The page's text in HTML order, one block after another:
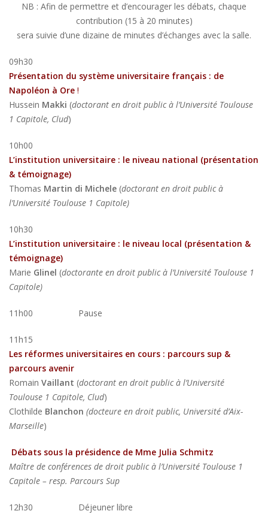
NB : Afin de permettre et d’encourager les débats, chaque
contribution (15 à 20 minutes)
sera suivie d’une dizaine de minutes d’échanges avec la salle.
09h30
Présentation du système universitaire français : de
Napoléon à Ore !
Hussein Makki (doctorant en droit public à l’Université Toulouse
1 Capitole, Clud)
10h00
L’institution universitaire : le niveau national (présentation
& témoignage)
Thomas Martin di Michele (doctorant en droit public à
l’Université Toulouse 1 Capitole)
10h30
L’institution universitaire : le niveau local (présentation &
témoignage)
Marie Glinel (doctorante en droit public à l’Université Toulouse 1
Capitole)
11h00 Pause
11h15
Les réformes universitaires en cours : parcours sup &
parcours avenir
Romain Vaillant (doctorant en droit public à l’Université
Toulouse 1 Capitole, Clud)
Clothilde Blanchon (docteure en droit public, Université d’Aix-
Marseille)
Débats sous la présidence de Mme Julia Schmitz
Maître de conférences de droit public à l’Université Toulouse 1
Capitole – resp. Parcours Sup
12h30 Déjeuner libre